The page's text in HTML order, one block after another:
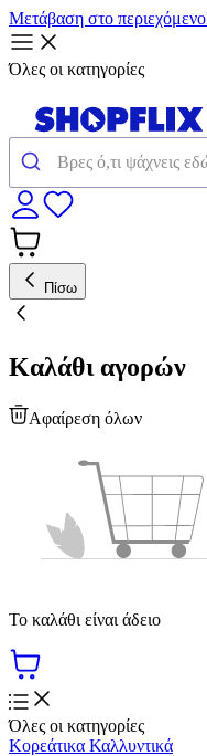
Μετάβαση στο περιεχόμενο
Όλες οι κατηγορίες
Πίσω
Καλάθι αγορών
Αφαίρεση όλων
Το καλάθι είναι άδειο
Όλες οι κατηγορίες
Κορεάτικα Καλλυντικά